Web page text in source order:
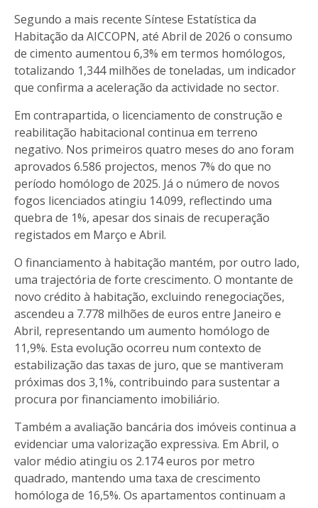
Segundo a mais recente Síntese Estatística da
Habitação da AICCOPN, até Abril de 2026 o consumo
de cimento aumentou 6,3% em termos homólogos,
totalizando 1,344 milhões de toneladas, um indicador
que confirma a aceleração da actividade no sector.
Em contrapartida, o licenciamento de construção e
reabilitação habitacional continua em terreno
negativo. Nos primeiros quatro meses do ano foram
aprovados 6.586 projectos, menos 7% do que no
período homólogo de 2025. Já o número de novos
fogos licenciados atingiu 14.099, reflectindo uma
quebra de 1%, apesar dos sinais de recuperação
registados em Março e Abril.
O financiamento à habitação mantém, por outro lado,
uma trajectória de forte crescimento. O montante de
novo crédito à habitação, excluindo renegociações,
ascendeu a 7.778 milhões de euros entre Janeiro e
Abril, representando um aumento homólogo de
11,9%. Esta evolução ocorreu num contexto de
estabilização das taxas de juro, que se mantiveram
próximas dos 3,1%, contribuindo para sustentar a
procura por financiamento imobiliário.
Também a avaliação bancária dos imóveis continua a
evidenciar uma valorização expressiva. Em Abril, o
valor médio atingiu os 2.174 euros por metro
quadrado, mantendo uma taxa de crescimento
homóloga de 16,5%. Os apartamentos continuam a